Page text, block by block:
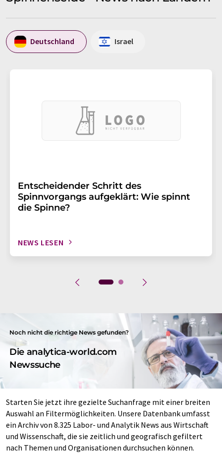
Deutschland Israel
Entscheidender Schritt des
Spinnvorgangs aufgeklärt: Wie spinnt
die Spinne?
NEWS LESEN
Noch nicht die richtige News gefunden?
Die analytica-world.com
Newssuche
Starten Sie jetzt ihre gezielte Suchanfrage mit einer breiten
Auswahl an Filtermöglichkeiten. Unsere Datenbank umfasst
ein Archiv von 8.325 Labor- und Analytik News aus Wirtschaft
und Wissenschaft, die sie zeitlich und geografisch gefiltert
nach Themen und Organisationen durchsuchen können.